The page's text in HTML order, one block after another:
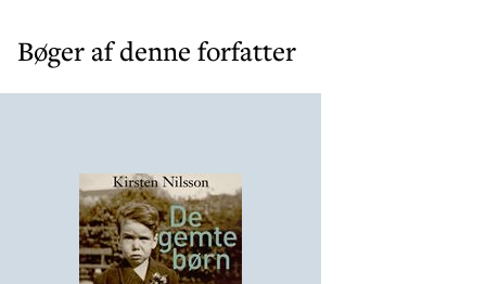
Bøger af denne forfatter